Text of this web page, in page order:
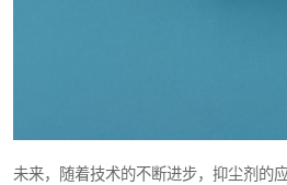
未来，随着技术的不断进步，抑尘剂的